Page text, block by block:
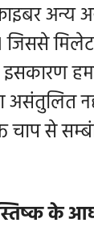
अन्य
जिससे
इसकारण
असंतुलित
चाप से
के